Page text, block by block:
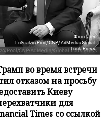
Фото: Jim
LoScalzo/Pool/CNP/AdMedia/Global
Look Press
во время встречи
отказом на просьбу
Киеву
для
Times со ссылкой